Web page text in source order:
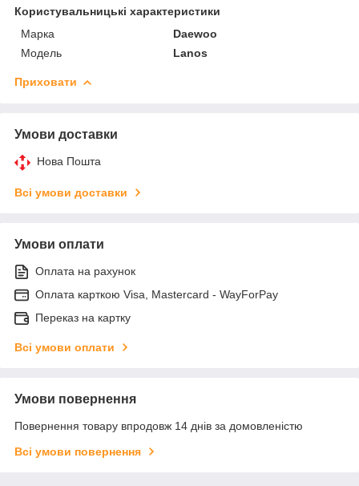
Користувальницькі характеристики
Марка
Daewoo
Модель
Lanos
Приховати
Умови доставки
Нова Пошта
Всі умови доставки
Умови оплати
Оплата на рахунок
Оплата карткою Visa, Mastercard - WayForPay
Переказ на картку
Всі умови оплати
Умови повернення
Повернення товару впродовж 14 днів за домовленістю
Всі умови повернення